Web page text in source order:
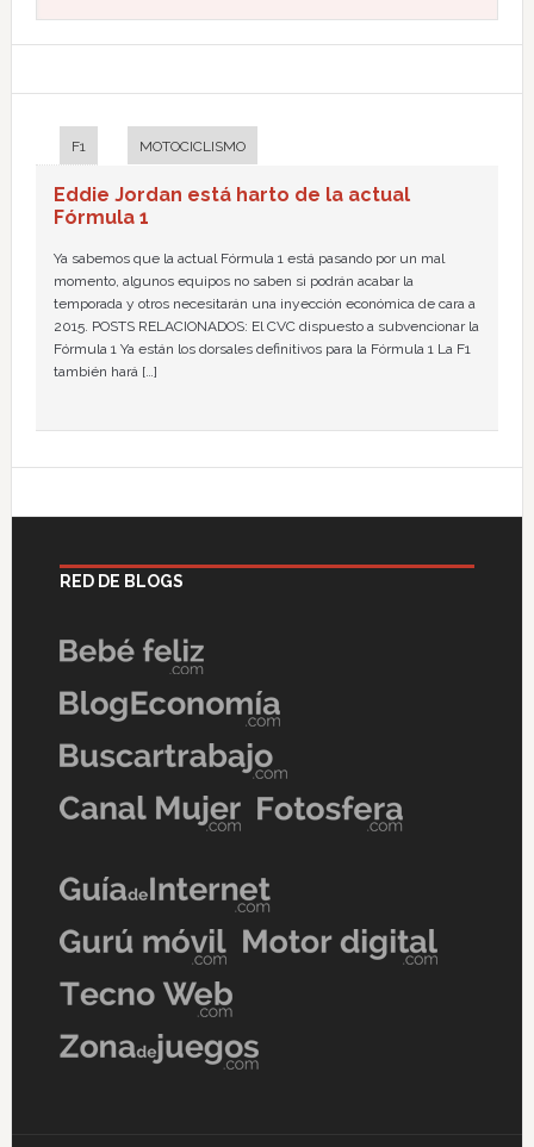
F1 MOTOCICLISMO
Eddie Jordan está harto de la actual
Fórmula 1
Ya sabemos que la actual Fórmula 1 está pasando por un mal
momento, algunos equipos no saben si podrán acabar la
temporada y otros necesitarán una inyección económica de cara a
2015. POSTS RELACIONADOS: El CVC dispuesto a subvencionar la
Fórmula 1 Ya están los dorsales definitivos para la Fórmula 1 La F1
también hará […]
RED DE BLOGS